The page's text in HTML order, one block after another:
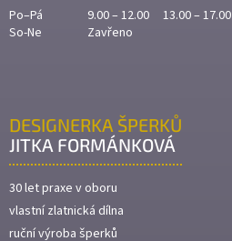
Po–Pá
9.00 – 12.00 13.00 – 17.00
So-Ne
Zavřeno
DESIGNERKA ŠPERKŮ
JITKA FORMÁNKOVÁ
30 let praxe v oboru
vlastní zlatnická dílna
ruční výroba šperků